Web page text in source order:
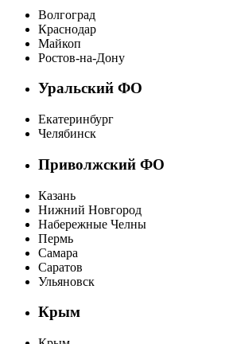
Волгоград
Краснодар
Майкоп
Ростов-на-Дону
Уральский ФО
Екатеринбург
Челябинск
Приволжский ФО
Казань
Нижний Новгород
Набережные Челны
Пермь
Самара
Саратов
Ульяновск
Крым